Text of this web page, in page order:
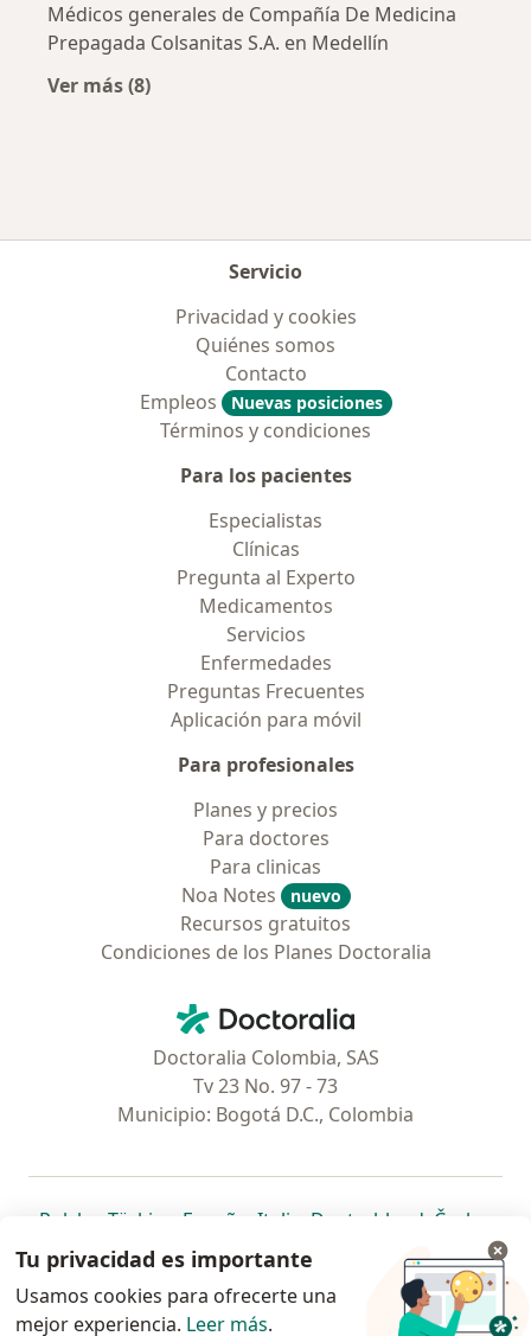
Médicos generales de Compañía De Medicina
Prepagada Colsanitas S.A. en Medellín
Ver más (8)
Servicio
Privacidad y cookies
Quiénes somos
Contacto
Empleos
Nuevas posiciones
Términos y condiciones
Para los pacientes
Especialistas
Clínicas
Pregunta al Experto
Medicamentos
Servicios
Enfermedades
Preguntas Frecuentes
Aplicación para móvil
Para profesionales
Planes y precios
Para doctores
Para clinicas
Noa Notes
nuevo
Recursos gratuitos
Condiciones de los Planes Doctoralia
Doctoralia - Página de inicio
Doctoralia Colombia, SAS
Tv 23 No. 97 - 73
Municipio: Bogotá D.C., Colombia
Polska se abre en una nueva pestaña
Türkiye se abre en una nueva pestaña
España se abre en una nueva pestaña
Italia se abre en una nueva
Deutschlandse abre en
Česko
Portugal
se abre en una nueva pestaña
México se abre en una nueva pestaña
Chile se abre en una nueva pestaña
Brasil se abre en una nueva
se abre en
se
se abre en una nueva
www.doctoralia.co © 2026 - Encuentra tu
Tu privacidad es importante
Usamos cookies para ofrecerte una
mejor experiencia. Leer más.